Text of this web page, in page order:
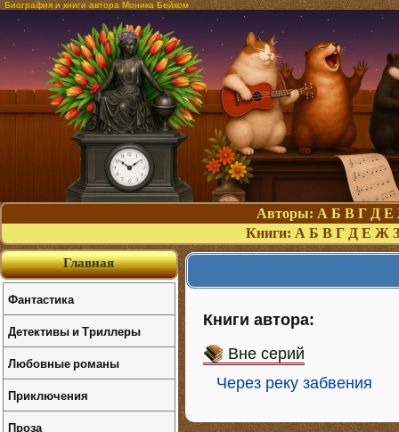
Биография и книги автора Моника Бейком
Авторы: А Б В Г Д Е
Книги: А Б В Г Д Е Ж З
Книги автора:
Вне серий
Через реку забвения
Главная
Фантастика
Детективы и Триллеры
Любовные романы
Приключения
Проза